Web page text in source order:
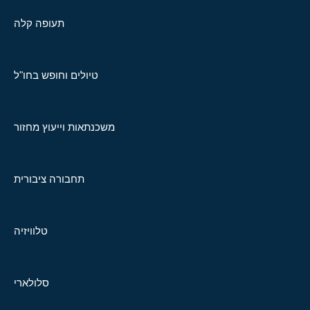
תעופה קלה
טיולים וחופש בחו"ל
משכנתאות וייעוץ מחזור
תחבורה ציבורית
טלוויזיה
סלולארי